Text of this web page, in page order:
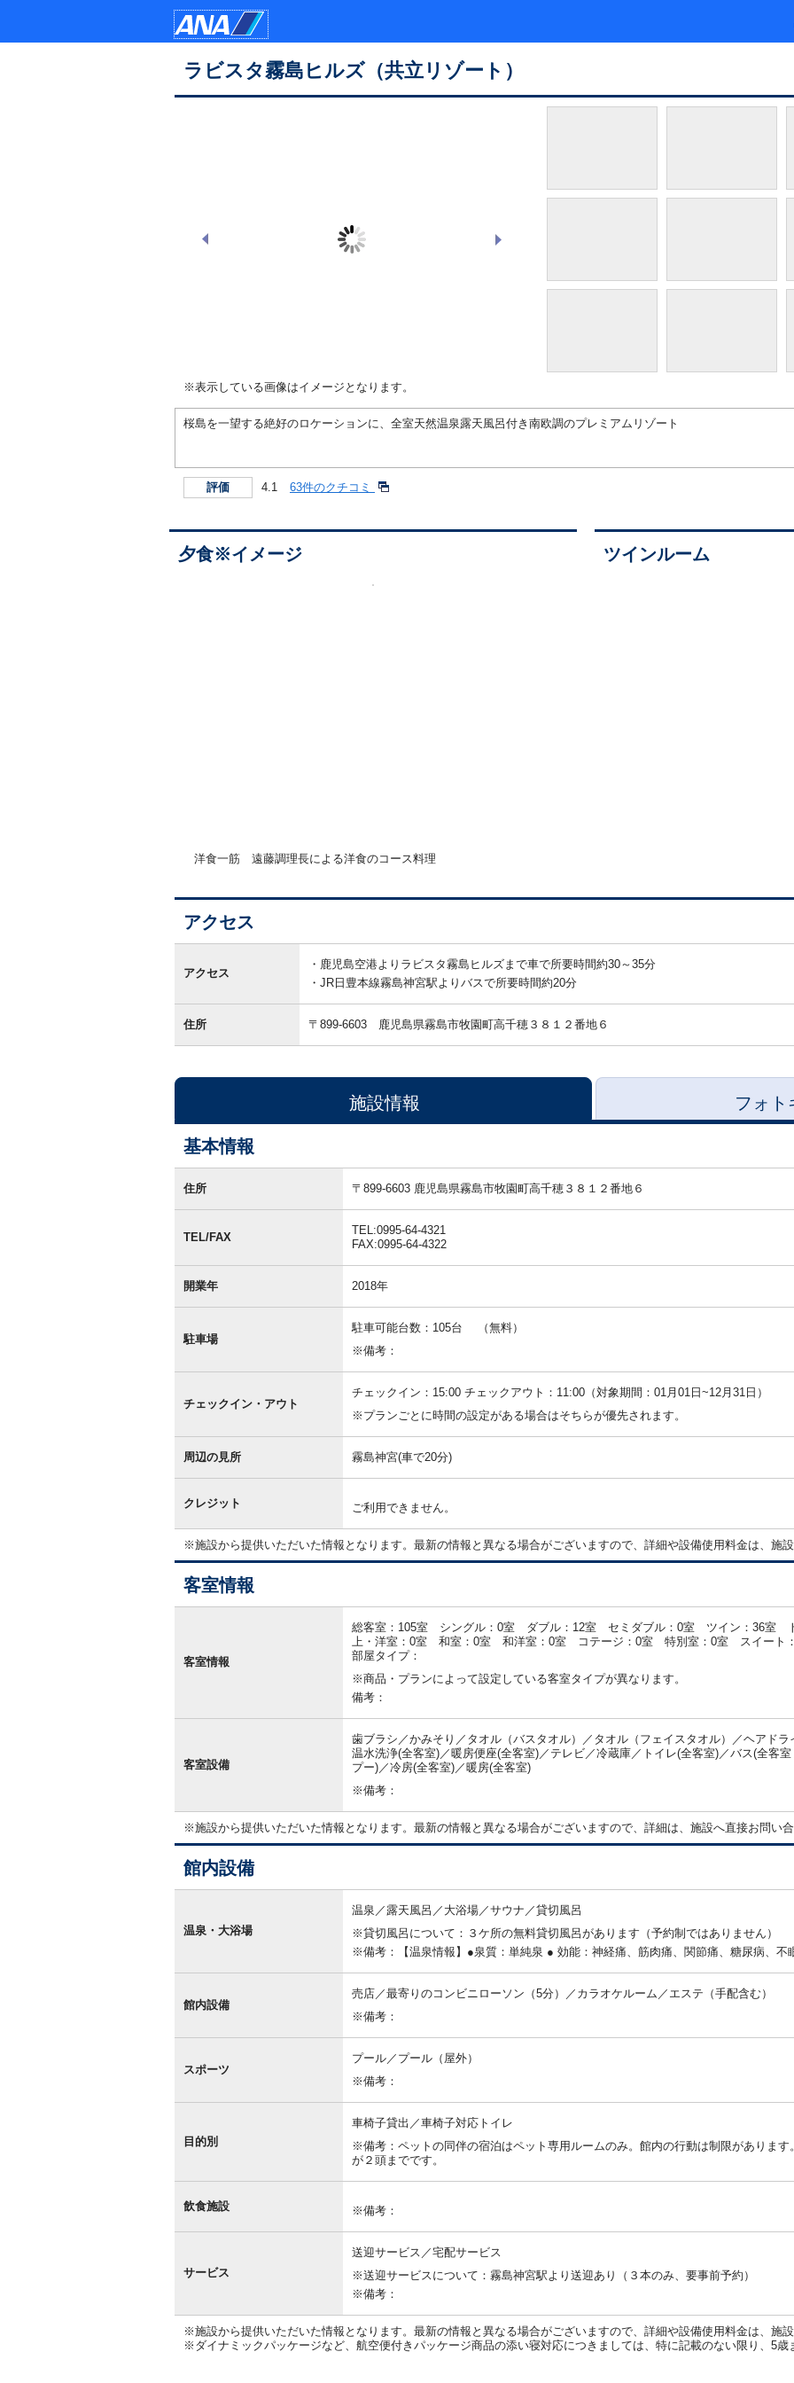
ラビスタ霧島ヒルズ（共立リゾート）
※表示している画像はイメージとなります。
桜島を一望する絶好のロケーションに、全室天然温泉露天風呂付き南欧調のプレミアムリゾート
評価 4.1 63件のクチコミ
夕食※イメージ
洋食一筋 遠藤調理長による洋食のコース料理
ツインルーム
アクセス
アクセス
鹿児島空港よりラビスタ霧島ヒルズまで車で所要時間約30～35分
JR日豊本線霧島神宮駅よりバスで所要時間約20分
住所 〒899-6603 鹿児島県霧島市牧園町高千穂３８１２番地６
施設情報 フォト
基本情報
本住所 〒899-6603 鹿児島県霧島市牧園町高千穂３８１２番地６
TEL/FAX
TEL:0995-64-4321
FAX:0995-64-4322
開業年 2018年
駐車場
駐車可能台数：105台 （無料）
※備考：
チェックイン・アウト
チェックイン：15:00 チェックアウト：11:00（対象期間：01月01日~12月31日）
※プランごとに時間の設定がある場合はそちらが優先されます。
周辺の見所 霧島神宮(車で20分)
クレジット ご利用できません。
※施設から提供いただいた情報となります。最新の情報と異なる場合がございますので、詳細や設備使用料金は、施設
客室情報
報
客室情報
総客室：105室 シングル：0室 ダブル：12室 セミダブル：0室 ツイン：36室
上・洋室：0室 和室：0室 和洋室：0室 コテージ：0室 特別室：0室 スイート
部屋タイプ：
※商品・プランによって設定している客室タイプが異なります。
備考：
客室設備
歯ブラシ／かみそり／タオル（バスタオル）／タオル（フェイスタオル）／ヘアド
温水洗浄(全客室)／暖房便座(全客室)／テレビ／冷蔵庫／トイレ(全客室)／バス(全客
プー)／冷房(全客室)／暖房(全客室)
※備考：
※施設から提供いただいた情報となります。最新の情報と異なる場合がございますので、詳細は、施設へ直接お問い合
館内設備
設
備
温泉・大浴場
温泉／露天風呂／大浴場／サウナ／貸切風呂
※貸切風呂について：３ケ所の無料貸切風呂があります（予約制ではありません）
※備考：【温泉情報】●泉質：単純泉 ● 効能：神経痛、筋肉痛、関節痛、糖尿病、不
館内設備
売店／最寄りのコンビニローソン（5分）／カラオケルーム／エステ（手配含む）
※備考：
スポーツ
プール／プール（屋外）
※備考：
目的別
車椅子貸出／車椅子対応トイレ
※備考：ペットの同伴の宿泊はペット専用ルームのみ。館内の行動は制限があります
が２頭までです。
飲食施設 ※備考：
サービス
送迎サービス／宅配サービス
※送迎サービスについて：霧島神宮駅より送迎あり（３本のみ、要事前予約）
※備考：
※施設から提供いただいた情報となります。最新の情報と異なる場合がございますので、詳細や設備使用料金は、施設
※ダイナミックパッケージなど、航空便付きパッケージ商品の添い寝対応につきましては、特に記載のない限り、5歳